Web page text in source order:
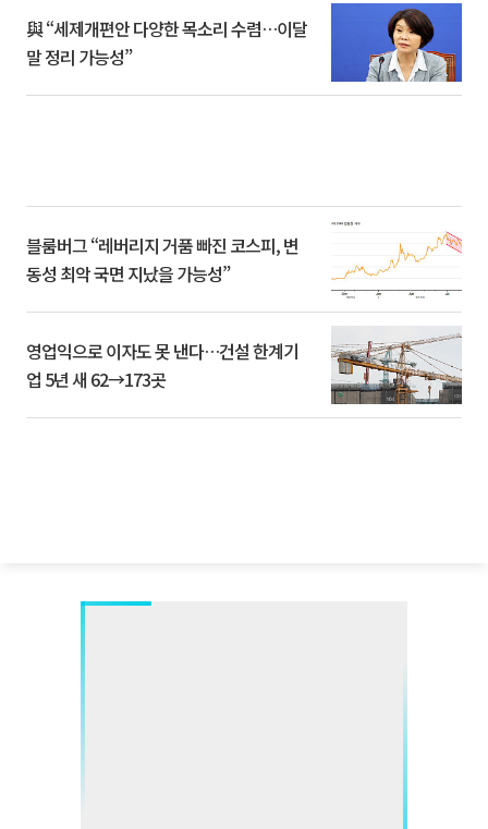
與 “세제개편안 다양한 목소리 수렴…이달
말 정리 가능성”
블룸버그 “레버리지 거품 빠진 코스피, 변
동성 최악 국면 지났을 가능성”
영업익으로 이자도 못 낸다…건설 한계기
업 5년 새 62→173곳